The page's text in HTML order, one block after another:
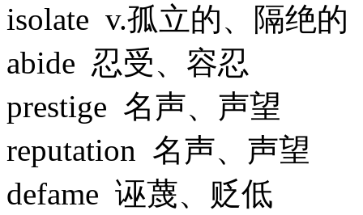
isolate v.孤立的、隔绝的
abide 忍受、容忍
prestige 名声、声望
reputation 名声、声望
defame 诬蔑、贬低